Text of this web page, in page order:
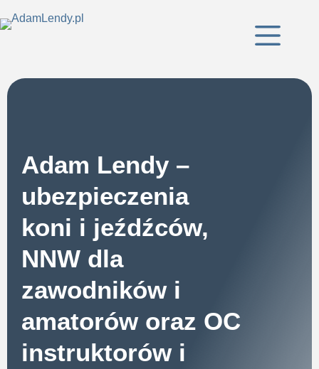
Adam Lendy –
ubezpieczenia
koni i jeźdźców,
NNW dla
zawodników i
amatorów oraz OC
instruktorów i